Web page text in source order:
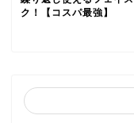
ク！【コスパ最強】